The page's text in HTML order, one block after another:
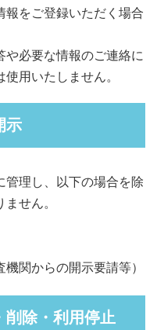
報をご登録いただく場合
や必要な情報のご連絡に
用いたしません。
示
管理し、以下の場合を除
せん。
関からの開示要請等）
削除・利用停止